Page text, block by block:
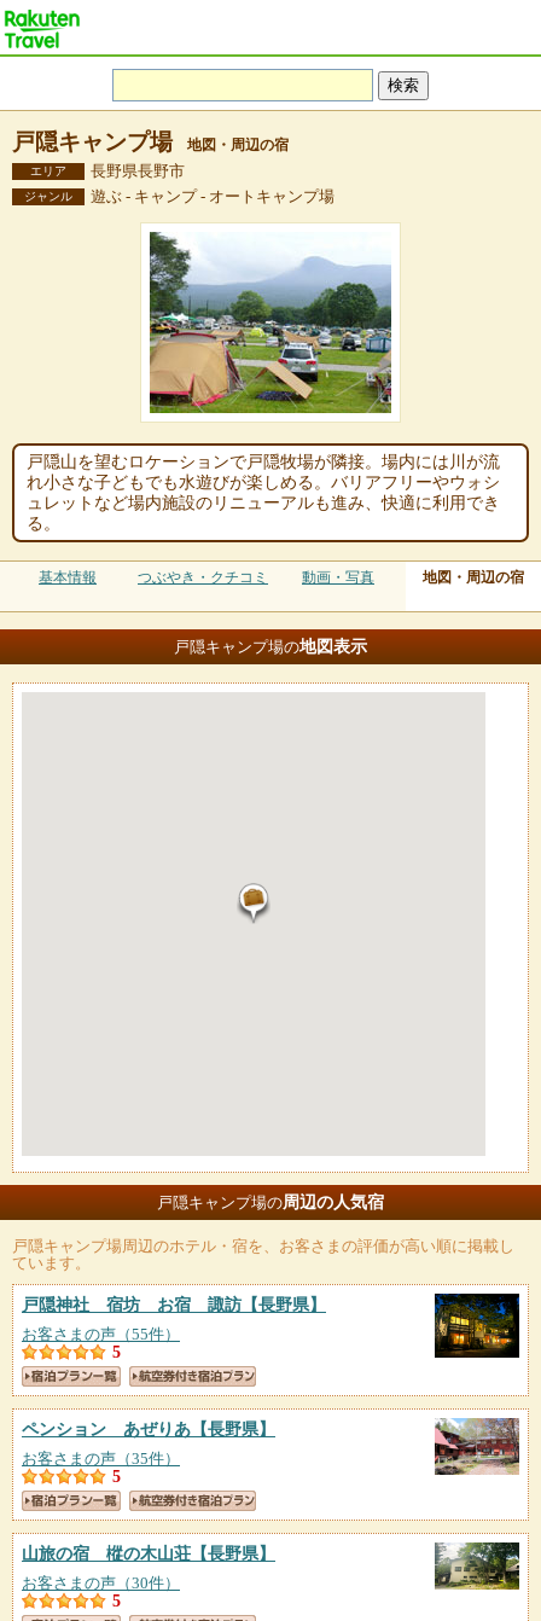
戸隠キャンプ場 地図・周辺の宿
エリア 長野県長野市
ジャンル 遊ぶ - キャンプ - オートキャンプ場
戸隠山を望むロケーションで戸隠牧場が隣接。場内には川が流
れ小さな子どもでも水遊びが楽しめる。バリアフリーやウォシ
ュレットなど場内施設のリニューアルも進み、快適に利用でき
る。
基本情報 つぶやき・クチコミ 動画・写真 地図・周辺の宿
戸隠キャンプ場の地図表示
戸隠キャンプ場の周辺の人気宿
戸隠キャンプ場周辺のホテル・宿を、お客さまの評価が高い順に掲載し
ています。
戸隠神社 宿坊 お宿 諏訪【長野県】
お客さまの声（55件）
5
ペンション あぜりあ 【長野県】
お客さまの声（35件）
5
山旅の宿 樅の木山荘 【長野県】
お客さまの声（30件）
5